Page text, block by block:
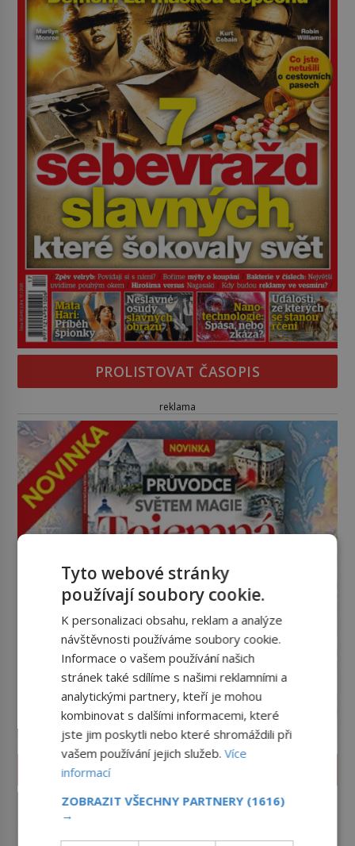
PROLISTOVAT ČASOPIS
reklama
ZÁHADY A TAJEMSTVÍ
Klenot skrytý pod podlahou:
Příběh relikviáře svatého Maura
Tyto webové stránky
používají soubory cookie.
K personalizaci obsahu, reklam a analýze
návštěvnosti používáme soubory cookie.
Informace o vašem používání našich
stránek také sdílíme s našimi reklamními a
analytickými partnery, kteří je mohou
kombinovat s dalšími informacemi, které
jste jim poskytli nebo které shromáždili při
vašem používání jejich služeb.Více
informací
ZOBRAZIT VŠECHNY PARTNERY (1616)
→